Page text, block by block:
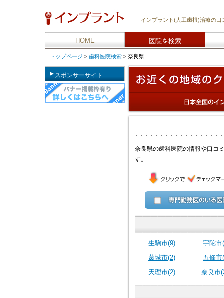
― インプラント(人工歯根)治療の
HOME 医院を検索
トップページ > 歯科医院検索 > 奈良県
奈良県の歯科医院の情報や口コ
す。
selectcancel
生駒市(9)
宇陀市
葛城市(2)
五條市
天理市(2)
奈良市
スポンサーサイト